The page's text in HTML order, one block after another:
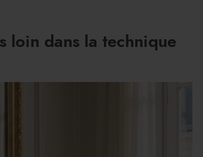
loin dans la technique